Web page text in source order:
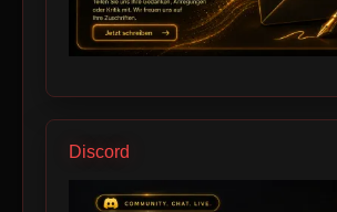
Discord